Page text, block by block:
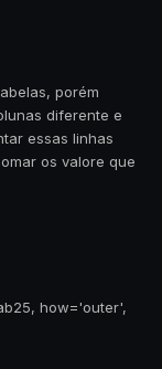
porém
diferente e
essas linhas
os valore que
how='outer',